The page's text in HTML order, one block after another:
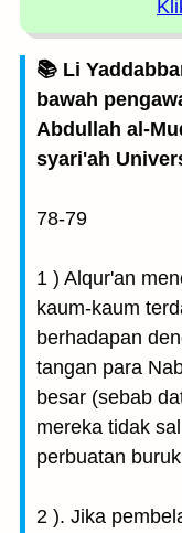
📚 Li
bawah
Abdullah al-
syari'ah
78-79
1 ) Alqur'an
kaum-kaum
berhadapan
tangan para
besar (sebab
mereka tidak
perbuatan
2 ). Jika